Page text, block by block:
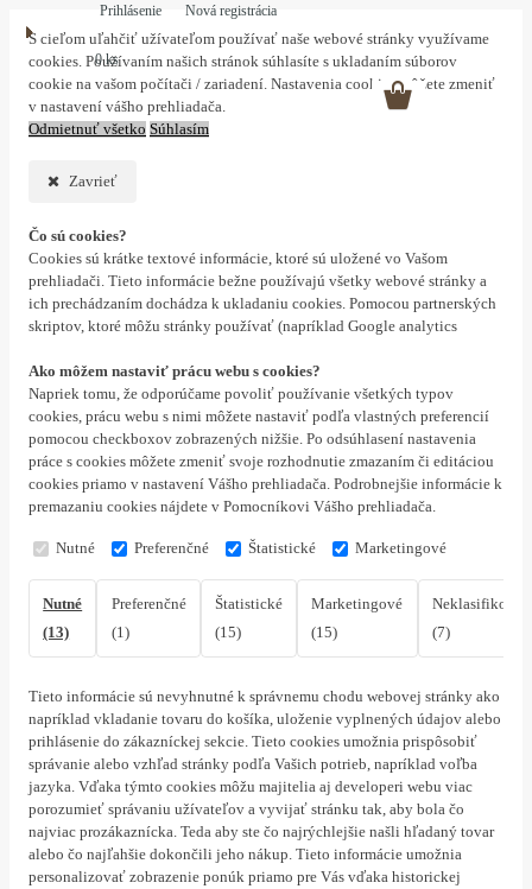
S cieľom uľahčiť užívateľom používať naše webové stránky využívame
cookies. Používaním našich stránok súhlasíte s ukladaním súborov
cookie na vašom počítači / zariadení. Nastavenia cookies môžete zmeniť
v nastavení vášho prehliadača.
Odmietnuť všetko Súhlasím
Zavrieť
Čo sú cookies?
Cookies sú krátke textové informácie, ktoré sú uložené vo Vašom
prehliadači. Tieto informácie bežne používajú všetky webové stránky a
ich prechádzaním dochádza k ukladaniu cookies. Pomocou partnerských
skriptov, ktoré môžu stránky používať (napríklad Google analytics
Ako môžem nastaviť prácu webu s cookies?
Napriek tomu, že odporúčame povoliť používanie všetkých typov
cookies, prácu webu s nimi môžete nastaviť podľa vlastných preferencií
pomocou checkboxov zobrazených nižšie. Po odsúhlasení nastavenia
práce s cookies môžete zmeniť svoje rozhodnutie zmazaním či editáciou
cookies priamo v nastavení Vášho prehliadača. Podrobnejšie informácie k
premazaniu cookies nájdete v Pomocníkovi Vášho prehliadača.
Nutné Preferenčné Štatistické Marketingové
Nutné
(13)
Preferenčné
(1)
Štatistické
(15)
Marketingové
(15)
(7)
Tieto informácie sú nevyhnutné k správnemu chodu webovej stránky ako
napríklad vkladanie tovaru do košíka, uloženie vyplnených údajov alebo
prihlásenie do zákazníckej sekcie. Tieto cookies umožnia prispôsobiť
správanie alebo vzhľad stránky podľa Vašich potrieb, napríklad voľba
jazyka. Vďaka týmto cookies môžu majitelia aj developeri webu viac
porozumieť správaniu užívateľov a vyvijať stránku tak, aby bola čo
najviac prozákaznícka. Teda aby ste čo najrýchlejšie našli hľadaný tovar
alebo čo najľahšie dokončili jeho nákup. Tieto informácie umožnia
personalizovať zobrazenie ponúk priamo pre Vás vďaka historickej
Prihlásenie Nová registrácia
0 ks